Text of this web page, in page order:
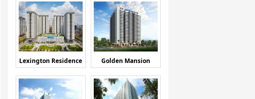
Lexington Residence Golden Mansion